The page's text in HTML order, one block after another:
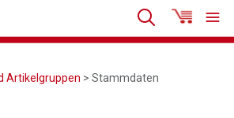
Artikelgruppen > Stammdaten